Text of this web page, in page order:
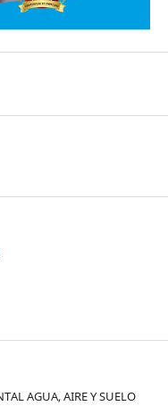
AGUA, AIRE Y SUELO